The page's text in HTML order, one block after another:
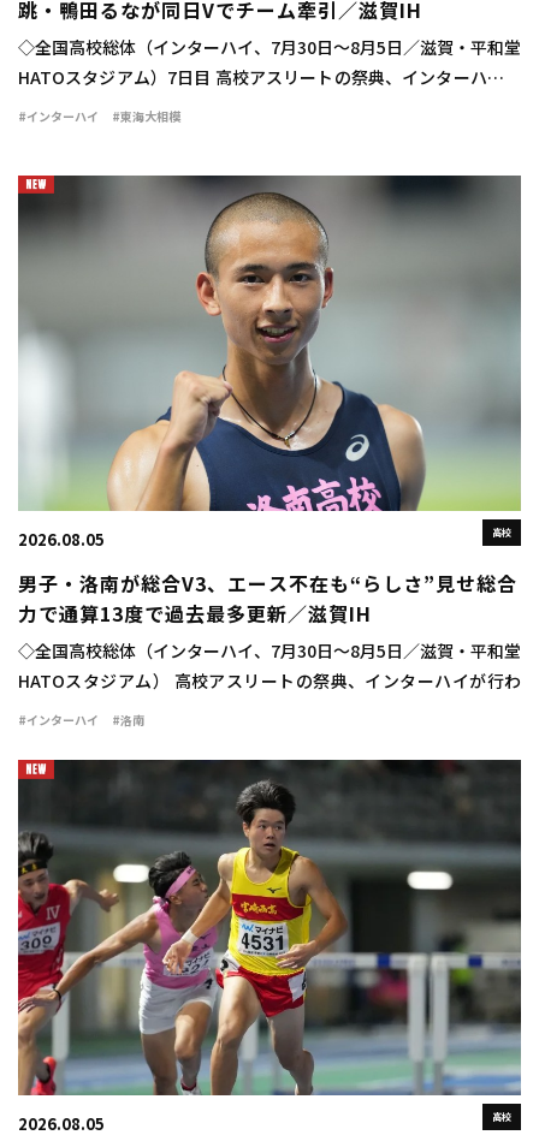
跳・鴨田るなが同日Vでチーム牽引／滋賀IH
◇全国高校総体（インターハイ、7月30日～8月5日／滋賀・平和堂
HATOスタジアム）7日目 高校アスリートの祭典、インターハイが
行われ、学校対抗の女子は東海大相模（神奈川）が33点を獲得し
#インターハイ #東海大相模
高校
2026.08.05
男子・洛南が総合V3、エース不在も“らしさ”見せ総合
力で通算13度で過去最多更新／滋賀IH
◇全国高校総体（インターハイ、7月30日～8月5日／滋賀・平和堂
HATOスタジアム） 高校アスリートの祭典、インターハイが行わ
れ、学校対抗の男子は洛南（京都）が47点を積み上げて3連覇を達
#インターハイ #洛南
高校
2026.08.05